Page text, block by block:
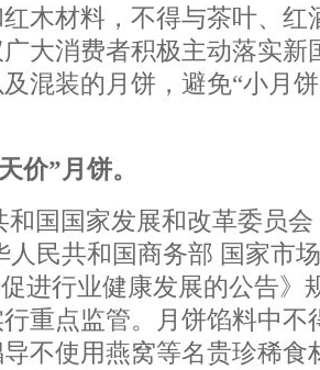
木材料，不得与茶叶、红
大消费者积极主动落实新
混装的月饼，避免“小月
价”月饼。
和国国家发展和改革委员
人民共和国商务部 国家市
进行业健康发展的公告》
重点监管。月饼馅料中不
不使用燕窝等名贵珍稀食